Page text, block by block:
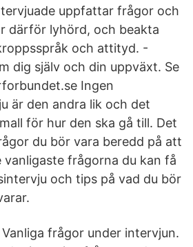
uppfattar frågor och
därför lyhörd, och beakta
och attityd. -
dig själv och din uppväxt. Se
Ingen
är den andra lik och det
för hur den ska gå till. Det
du bör vara beredd på att
vanligaste frågorna du kan få
och tips på vad du bör
frågor under intervjun.